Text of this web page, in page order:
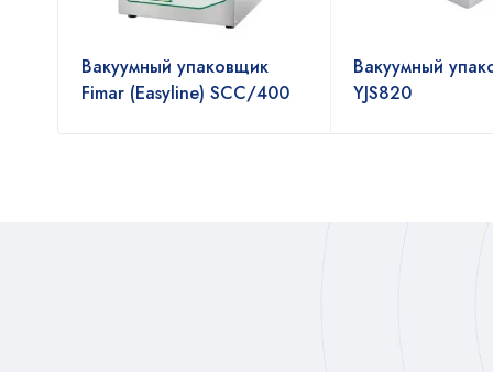
Вакуумный упаковщик
Fimar (Easyline) SCC/400
Вакуумный
YJS820